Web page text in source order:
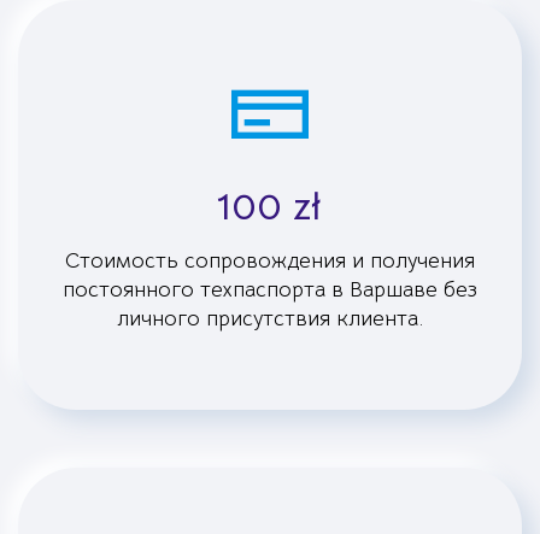
100 zł
Стоимость сопровождения и получения
постоянного техпаспорта в Варшаве без
личного присутствия клиента.